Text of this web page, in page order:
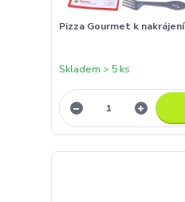
Pizza Gourmet k nakrájení
Skladem > 5 ks